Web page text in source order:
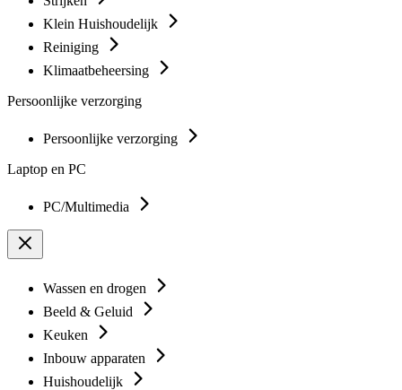
Klein Huishoudelijk
Reiniging
Klimaatbeheersing
Persoonlijke verzorging
Persoonlijke verzorging
Laptop en PC
PC/Multimedia
Wassen en drogen
Beeld & Geluid
Keuken
Inbouw apparaten
Huishoudelijk